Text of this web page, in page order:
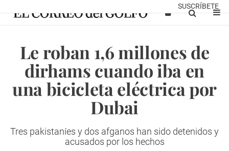
SUSCRÍBETE
Le roban 1,6 millones de
dirhams cuando iba en
una bicicleta eléctrica por
Dubai
Tres pakistaníes y dos afganos han sido detenidos y
acusados por los hechos